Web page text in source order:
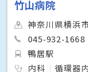
竹山病院
神奈川県横浜
045-932-1668
鴨居駅
内科
循環器